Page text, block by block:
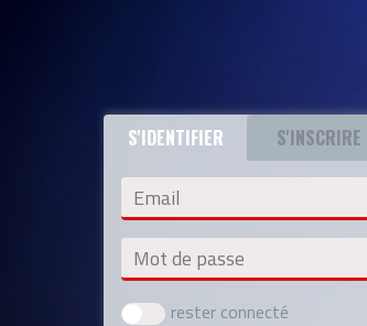
S'IDENTIFIER S'INSCRIRE
Email
Mot de passe
rester connecté